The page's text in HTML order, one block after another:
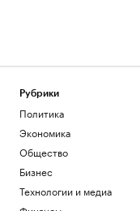
Рубрики
Политика
Экономика
Общество
Бизнес
Технологии и медиа